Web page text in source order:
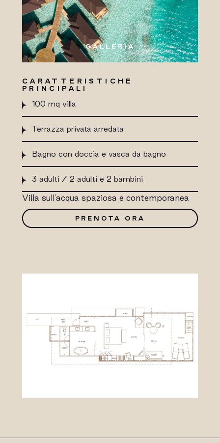
GALLERIA
CARATTERISTICHE
PRINCIPALI
100 mq villa
Terrazza privata arredata
Bagno con doccia e vasca da bagno
3 adulti / 2 adulti e 2 bambini
Villa sull'acqua spaziosa e contemporanea
PRENOTA ORA